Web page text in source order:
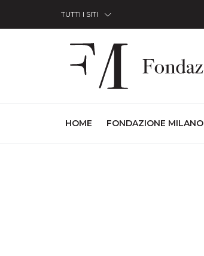
TUTTI I SITI
HOME (CURRENT)
FONDAZIONE MILANO